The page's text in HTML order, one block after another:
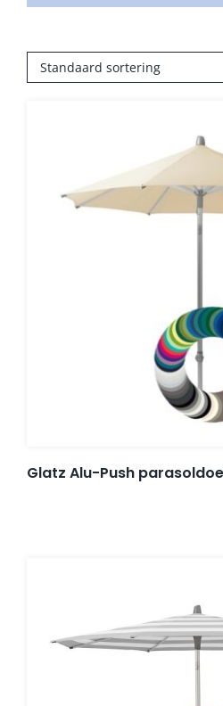
Umbrosa en Paraflex
Onze merken
Glatz Alu-Push